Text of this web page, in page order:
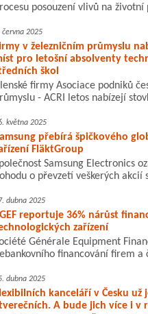
posouzení vlivů na životní
června 2025
v železničním průmyslu
pro letošní absolventy
škol
firmy Asociace podniků
- ACRI letos nabízejí
května 2025
přebírá špičkového
FläktGroup
Samsung Electronics
o převzetí veškerých akcií
dubna 2025
reportuje 36% nárůst
zařízení
Générale Equipment
financování firem a
dubna 2025
kanceláří v Česku už
A bude jich více i v